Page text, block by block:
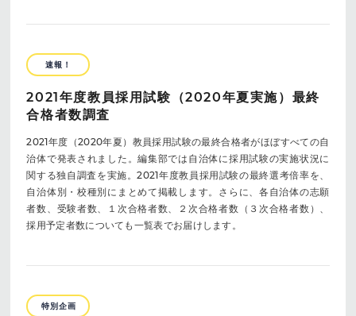
速報！
2021年度教員採用試験（2020年夏実施）最終
合格者数調査
2021年度（2020年夏）教員採用試験の最終合格者がほぼすべての自
治体で発表されました。編集部では自治体に採用試験の実施状況に
関する独自調査を実施。2021年度教員採用試験の最終選考倍率を、
自治体別・校種別にまとめて掲載します。さらに、各自治体の志願
者数、受験者数、１次合格者数、２次合格者数（３次合格者数）、
採用予定者数についても一覧表でお届けします。
特別企画